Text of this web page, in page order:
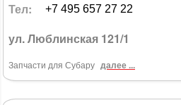
Тел: +7 495 657 27 22
ул. Люблинская 121/1
Запчасти для Субару далее ...